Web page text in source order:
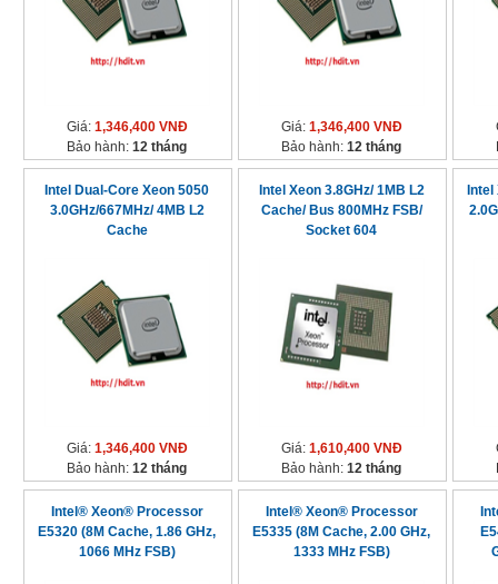
Giá: 1,346,400 VNĐ
Bảo hành:12 tháng
Giá: 1,346,400 VNĐ
Bảo hành:12 tháng
Intel Dual-Core Xeon 5050
3.0GHz/667MHz/ 4MB L2
Cache
Giá: 1,346,400 VNĐ
Bảo hành:12 tháng
Intel Xeon 3.8GHz/ 1MB L2
Cache/ Bus 800MHz FSB/
Socket 604
Giá: 1,610,400 VNĐ
Bảo hành:12 tháng
Intel® Xeon® Processor
E5320 (8M Cache, 1.86 GHz,
1066 MHz FSB)
Intel® Xeon® Processor
E5335 (8M Cache, 2.00 GHz,
1333 MHz FSB)